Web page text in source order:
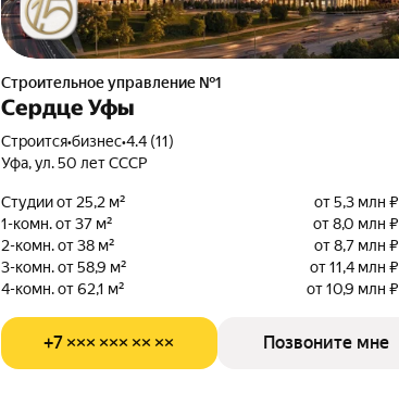
Строительное управление №1
Сердце Уфы
Строится•бизнес•4.4 (11)
Уфа, ул. 50 лет СССР
Студии от 25,2 м²
от 5,3 млн ₽
1-комн. от 37 м²
от 8,0 млн ₽
2-комн. от 38 м²
от 8,7 млн ₽
3-комн. от 58,9 м²
от 11,4 млн ₽
4-комн. от 62,1 м²
от 10,9 млн ₽
+7 ××× ××× ×× ×× Позвоните мне